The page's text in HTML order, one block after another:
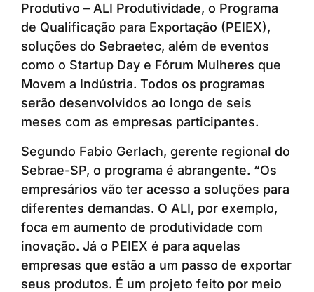
Produtivo – ALI Produtividade, o Programa
de Qualificação para Exportação (PEIEX),
soluções do Sebraetec, além de eventos
como o Startup Day e Fórum Mulheres que
Movem a Indústria. Todos os programas
serão desenvolvidos ao longo de seis
meses com as empresas participantes.
Segundo Fabio Gerlach, gerente regional do
Sebrae-SP, o programa é abrangente. “Os
empresários vão ter acesso a soluções para
diferentes demandas. O ALI, por exemplo,
foca em aumento de produtividade com
inovação. Já o PEIEX é para aquelas
empresas que estão a um passo de exportar
seus produtos. É um projeto feito por meio